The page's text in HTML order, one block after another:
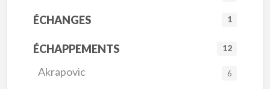
ÉCHANGES 1
ÉCHAPPEMENTS 12
Akrapovic 6